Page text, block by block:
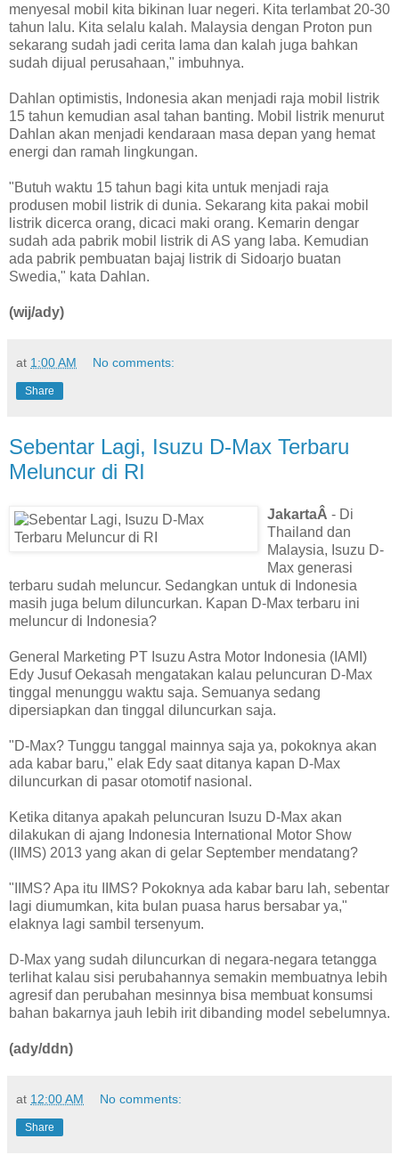
menyesal mobil kita bikinan luar negeri. Kita terlambat 20-30
tahun lalu. Kita selalu kalah. Malaysia dengan Proton pun
sekarang sudah jadi cerita lama dan kalah juga bahkan
sudah dijual perusahaan," imbuhnya.
Dahlan optimistis, Indonesia akan menjadi raja mobil listrik
15 tahun kemudian asal tahan banting. Mobil listrik menurut
Dahlan akan menjadi kendaraan masa depan yang hemat
energi dan ramah lingkungan.
"Butuh waktu 15 tahun bagi kita untuk menjadi raja
produsen mobil listrik di dunia. Sekarang kita pakai mobil
listrik dicerca orang, dicaci maki orang. Kemarin dengar
sudah ada pabrik mobil listrik di AS yang laba. Kemudian
ada pabrik pembuatan bajaj listrik di Sidoarjo buatan
Swedia," kata Dahlan.
(wij/ady)
at 1:00 AM No comments:
Share
Sebentar Lagi, Isuzu D-Max Terbaru
Meluncur di RI
JakartaÂ - Di
Thailand dan
Malaysia, Isuzu D-
Max generasi
terbaru sudah meluncur. Sedangkan untuk di Indonesia
masih juga belum diluncurkan. Kapan D-Max terbaru ini
meluncur di Indonesia?
General Marketing PT Isuzu Astra Motor Indonesia (IAMI)
Edy Jusuf Oekasah mengatakan kalau peluncuran D-Max
tinggal menunggu waktu saja. Semuanya sedang
dipersiapkan dan tinggal diluncurkan saja.
"D-Max? Tunggu tanggal mainnya saja ya, pokoknya akan
ada kabar baru," elak Edy saat ditanya kapan D-Max
diluncurkan di pasar otomotif nasional.
Ketika ditanya apakah peluncuran Isuzu D-Max akan
dilakukan di ajang Indonesia International Motor Show
(IIMS) 2013 yang akan di gelar September mendatang?
"IIMS? Apa itu IIMS? Pokoknya ada kabar baru lah, sebentar
lagi diumumkan, kita bulan puasa harus bersabar ya,"
elaknya lagi sambil tersenyum.
D-Max yang sudah diluncurkan di negara-negara tetangga
terlihat kalau sisi perubahannya semakin membuatnya lebih
agresif dan perubahan mesinnya bisa membuat konsumsi
bahan bakarnya jauh lebih irit dibanding model sebelumnya.
(ady/ddn)
at 12:00 AM No comments:
Share